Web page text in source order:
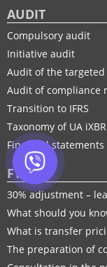
AUDIT
Compulsory audit
Initiative audit
Audit of the
Audit of compliance
Transition to IFRS
Taxonomy of UA
Financial
FTP
30% adjustment –
What should you
What is transfer
The preparation of